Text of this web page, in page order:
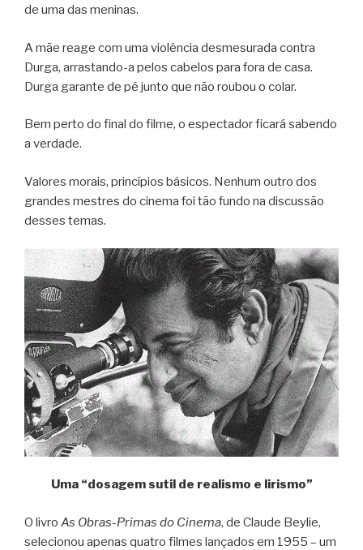
de uma das meninas.
A mãe reage com uma violência desmesurada contra
Durga, arrastando-a pelos cabelos para fora de casa.
Durga garante de pé junto que não roubou o colar.
Bem perto do final do filme, o espectador ficará sabendo
a verdade.
Valores morais, princípios básicos. Nenhum outro dos
grandes mestres do cinema foi tão fundo na discussão
desses temas.
Uma “dosagem sutil de realismo e lirismo”
O livro As Obras-Primas do Cinema, de Claude Beylie,
selecionou apenas quatro filmes lançados em 1955 – um